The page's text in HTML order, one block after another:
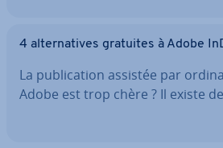
4 al­ter­na­tives gratuites à Adobe
La pu­bli­ca­tion assistée par
Adobe est trop chère ? Il existe